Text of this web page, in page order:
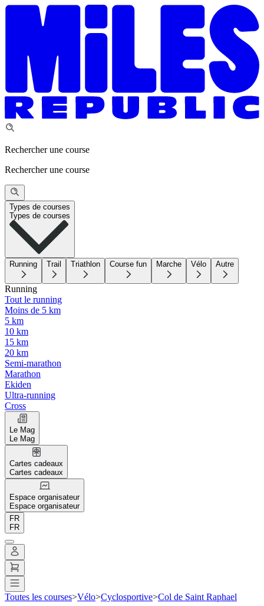
Rechercher une course
Rechercher une course
Types de courses
Types de courses
Running Trail Triathlon Course fun Marche Vélo Autre
Running
Tout le running
Moins de 5 km
5 km
10 km
15 km
20 km
Semi-marathon
Marathon
Ekiden
Ultra-running
Cross
Le Mag
Le Mag
Cartes cadeaux
Cartes cadeaux
Espace organisateur
Espace organisateur
FR
FR
Toutes les courses>Vélo>Cyclosportive>Col de Saint Raphael